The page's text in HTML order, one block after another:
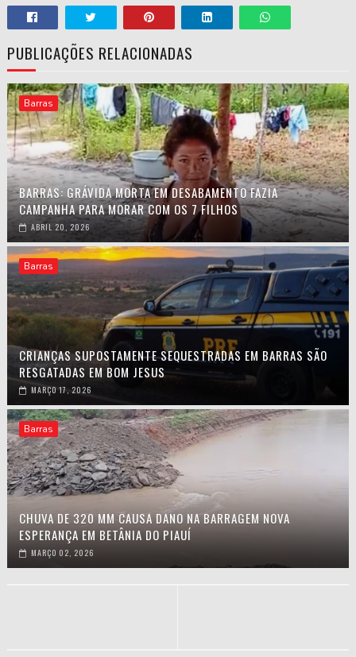
PUBLICAÇÕES RELACIONADAS
Barras
BARRAS: GRÁVIDA MORTA EM DESABAMENTO FAZIA
CAMPANHA PARA MORAR COM OS 7 FILHOS
ABRIL 20, 2026
Barras
CRIANÇAS SUPOSTAMENTE SEQUESTRADAS EM BARRAS SÃO
RESGATADAS EM BOM JESUS
MARÇO 17, 2026
Barras
CHUVA DE 320 MM CAUSA DANO NA BARRAGEM NOVA
ESPERANÇA EM BETÂNIA DO PIAUÍ
MARÇO 02, 2026